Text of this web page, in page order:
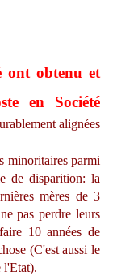
ont obtenu et
en Société
alignées
minoritaires parmi
de disparition: la
mères de 3
pas perdre leurs
10 années de
(C'est aussi le
l'Etat).